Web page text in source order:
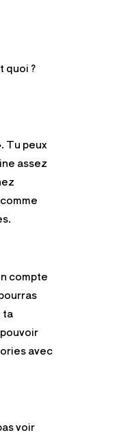
quoi ?
Tu peux
assez
compte
ta
avec
voir